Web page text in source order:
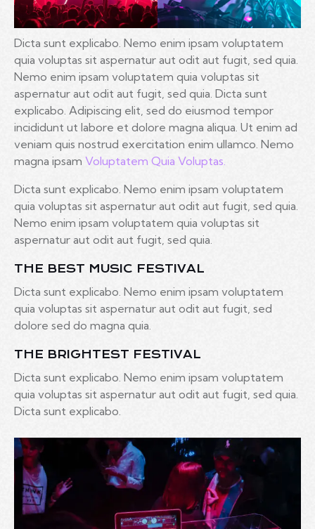
Dicta sunt explicabo. Nemo enim ipsam voluptatem
quia voluptas sit aspernatur aut odit aut fugit, sed quia.
Nemo enim ipsam voluptatem quia voluptas sit
aspernatur aut odit aut fugit, sed quia. Dicta sunt
explicabo. Adipiscing elit, sed do eiusmod tempor
incididunt ut labore et dolore magna aliqua. Ut enim ad
veniam quis nostrud exercitation enim ullamco. Nemo
magna ipsam Voluptatem Quia Voluptas.
Dicta sunt explicabo. Nemo enim ipsam voluptatem
quia voluptas sit aspernatur aut odit aut fugit, sed quia.
Nemo enim ipsam voluptatem quia voluptas sit
aspernatur aut odit aut fugit, sed quia.
THE BEST MUSIC FESTIVAL
Dicta sunt explicabo. Nemo enim ipsam voluptatem
quia voluptas sit aspernatur aut odit aut fugit, sed
dolore sed do magna quia.
THE BRIGHTEST FESTIVAL
Dicta sunt explicabo. Nemo enim ipsam voluptatem
quia voluptas sit aspernatur aut odit aut fugit, sed quia.
Dicta sunt explicabo.